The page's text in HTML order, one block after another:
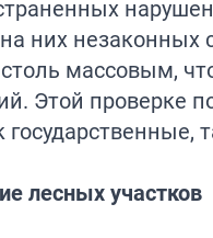
них
массовым,
Этой проверке
лесных участков